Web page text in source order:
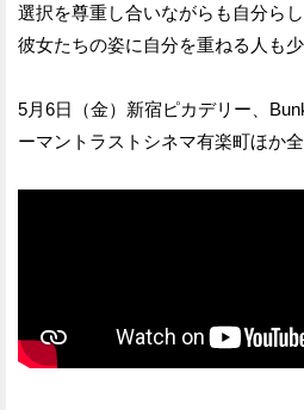
選択を尊重し合いながらも自分ら
彼女たちの姿に自分を重ねる人も
5月6日（金）新宿ピカデリー、
ーマントラストシネマ有楽町ほか全